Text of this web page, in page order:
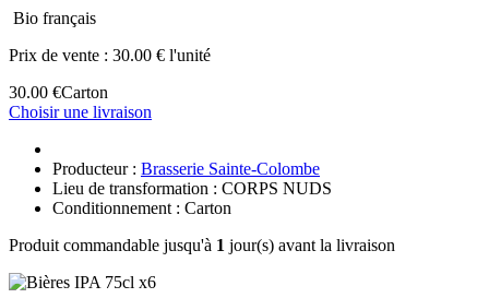
Bio français
Prix de vente : 30.00 € l'unité
30.00 €Carton
Choisir une livraison
Producteur : Brasserie Sainte-Colombe
Lieu de transformation : CORPS NUDS
Conditionnement : Carton
Produit commandable jusqu'à 1 jour(s) avant la livraison